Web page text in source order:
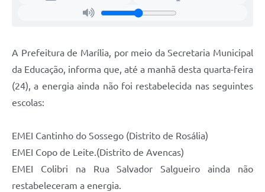
A Prefeitura de Marília, por meio da Secretaria Municipal
da Educação, informa que, até a manhã desta quarta-feira
(24), a energia ainda não foi restabelecida nas seguintes
escolas:
EMEI Cantinho do Sossego (Distrito de Rosália)
EMEI Copo de Leite.(Distrito de Avencas)
EMEI Colibri na Rua Salvador Salgueiro ainda não
restabeleceram a energia.